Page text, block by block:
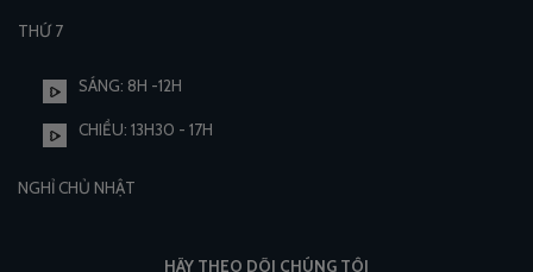
THỨ 7
SÁNG: 8H -12H
CHIỀU: 13H30 - 17H
NGHỈ CHỦ NHẬT
HÃY THEO DÕI CHÚNG TÔI